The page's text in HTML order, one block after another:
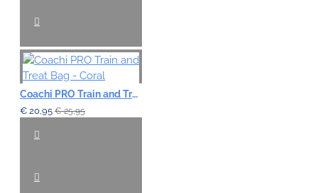
Coachi PRO Train and Treat Bag - Coral
€ 20,95 € 25,95